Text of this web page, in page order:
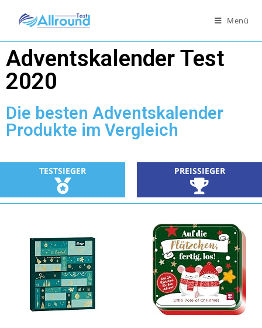
Menü
Adventskalender Test
2020
Die besten Adventskalender
Produkte im Vergleich
TESTSIEGER PREISSIEGER